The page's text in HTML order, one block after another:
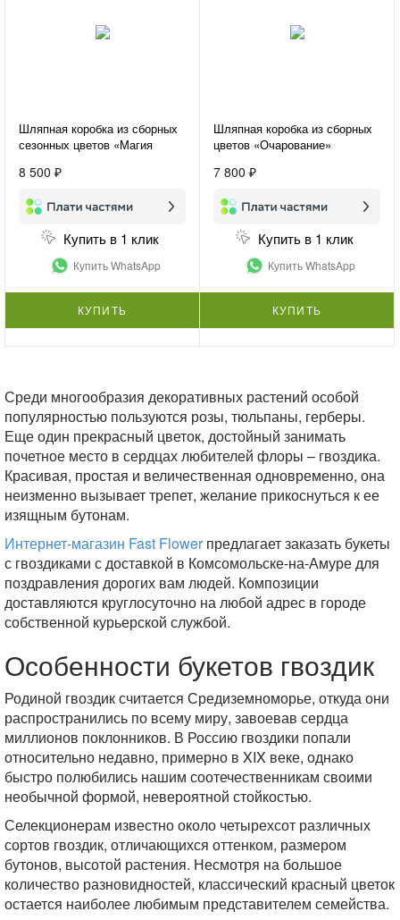
Шляпная коробка из сборных
сезонных цветов «Магия
8 500 ₽
Купить в 1 клик
Купить WhatsApp
КУПИТЬ
Шляпная коробка из сборных
цветов «Очарование»
7 800 ₽
Купить в 1 клик
Купить WhatsApp
КУПИТЬ
Среди многообразия декоративных растений особой
популярностью пользуются розы, тюльпаны, герберы.
Еще один прекрасный цветок, достойный занимать
почетное место в сердцах любителей флоры – гвоздика.
Красивая, простая и величественная одновременно, она
неизменно вызывает трепет, желание прикоснуться к ее
изящным бутонам.
Интернет-магазин Fast Flower предлагает заказать букеты
с гвоздиками с доставкой в Комсомольске-на-Амуре для
поздравления дорогих вам людей. Композиции
доставляются круглосуточно на любой адрес в городе
собственной курьерской службой.
Особенности букетов гвоздик
Родиной гвоздик считается Средиземноморье, откуда они
распространились по всему миру, завоевав сердца
миллионов поклонников. В Россию гвоздики попали
относительно недавно, примерно в XIX веке, однако
быстро полюбились нашим соотечественникам своими
необычной формой, невероятной стойкостью.
Селекционерам известно около четырехсот различных
сортов гвоздик, отличающихся оттенком, размером
бутонов, высотой растения. Несмотря на большое
количество разновидностей, классический красный цветок
остается наиболее любимым представителем семейства.